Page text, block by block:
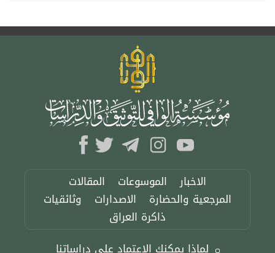
الاخبار الموسوعات
المقالات
المرجعية والحضارة
الاصدارات
وثائقيات
ذاكرة العراق
لماذا يمكنك الاعتماد على دراساتنا